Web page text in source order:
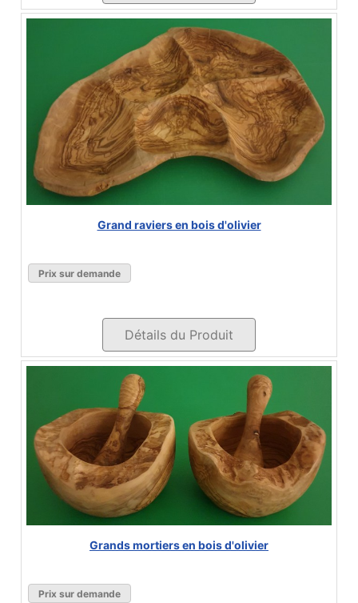
Grand raviers en bois d'olivier
Prix sur demande
Détails du Produit
Grands mortiers en bois d'olivier
Prix sur demande